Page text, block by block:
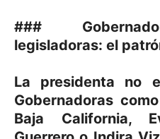
###
legisladoras: el
La presidenta no
Gobernadoras
Baja California,